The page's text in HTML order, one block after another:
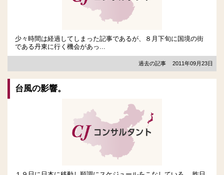
少々時間は経過してしまった記事であるが、８月下旬に国境の街
である丹東に行く機会があっ...
過去の記事 2011年09月23日
台風の影響。